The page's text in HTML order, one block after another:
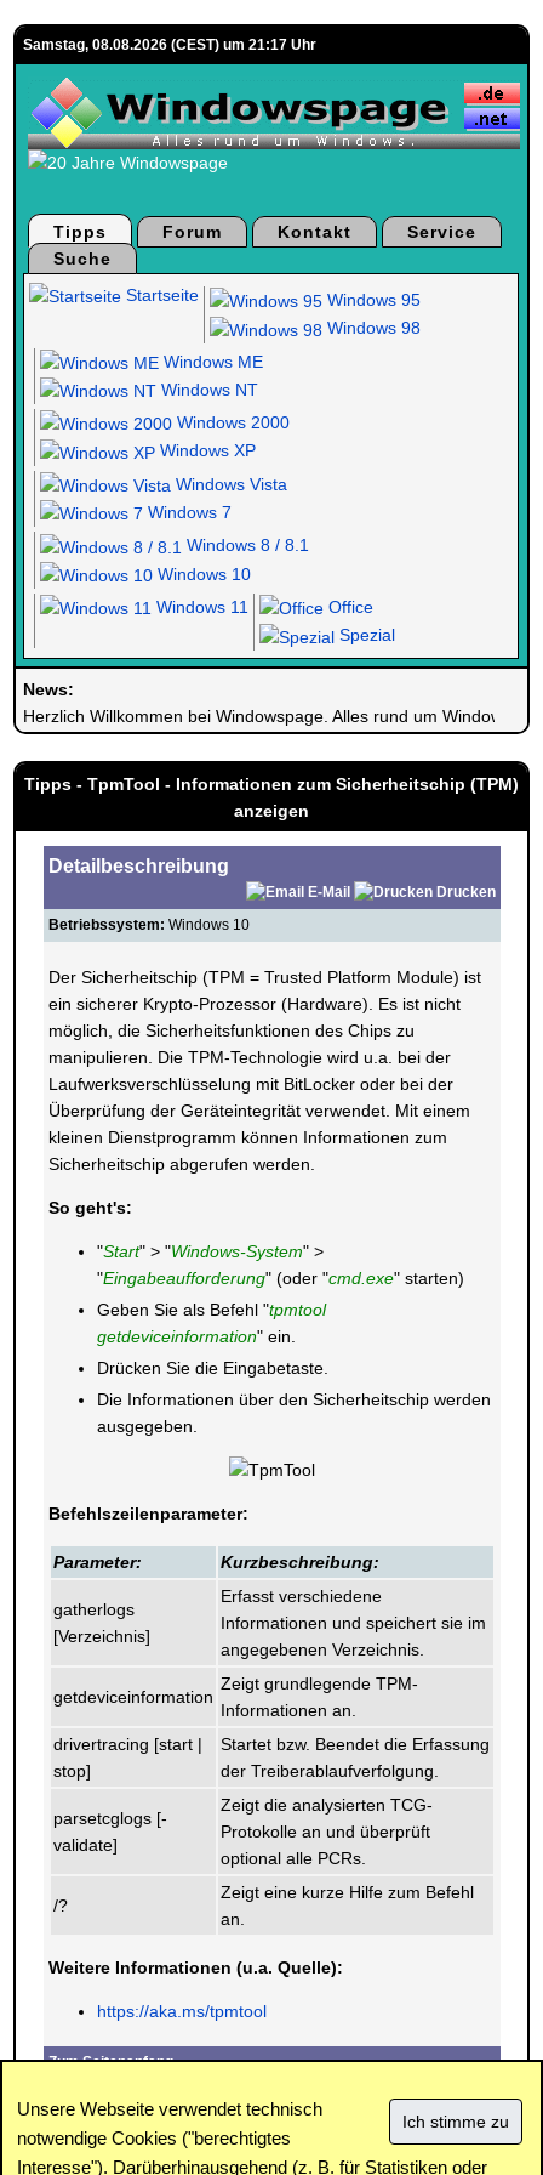
Samstag, 08.08.2026 (CEST) um 21:17 Uhr
Tipps Forum Kontakt
Service
Suche
Startseite
Windows 95
Windows 98
Windows ME
Windows NT
Windows 2000
Windows XP
Windows Vista
Windows 7
Windows 8 / 8.1
Windows 10
Windows 11
Office
Spezial
News:
Herzlich Willkommen bei Windowspage. Alles rund um Windows.
Tipps - TpmTool - Informationen zum Sicherheitschip (TPM)
anzeigen
Detailbeschreibung
E-Mail
Drucken
Betriebssystem: Windows 10
Der Sicherheitschip (TPM = Trusted Platform Module) ist
ein sicherer Krypto-Prozessor (Hardware). Es ist nicht
möglich, die Sicherheitsfunktionen des Chips zu
manipulieren. Die TPM-Technologie wird u.a. bei der
Laufwerksverschlüsselung mit BitLocker oder bei der
Überprüfung der Geräteintegrität verwendet. Mit einem
kleinen Dienstprogramm können Informationen zum
Sicherheitschip abgerufen werden.
So geht's:
"Start" > "Windows-System" >
"Eingabeaufforderung" (oder "cmd.exe" starten)
Geben Sie als Befehl "tpmtool
getdeviceinformation" ein.
Drücken Sie die Eingabetaste.
Die Informationen über den Sicherheitschip werden
ausgegeben.
Befehlszeilenparameter:
Parameter: Kurzbeschreibung:
gatherlogs
[Verzeichnis]
Erfasst verschiedene
Informationen und speichert sie im
angegebenen Verzeichnis.
getdeviceinformation
Zeigt grundlegende TPM-
Informationen an.
drivertracing [start |
stop]
Startet bzw. Beendet die Erfassung
der Treiberablaufverfolgung.
parsetcglogs [-
validate]
Zeigt die analysierten TCG-
Protokolle an und überprüft
optional alle PCRs.
/?
Zeigt eine kurze Hilfe zum Befehl
an.
Weitere Informationen (u.a. Quelle):
https://aka.ms/tpmtool
Zum Seitenanfang
Unsere Webseite verwendet technisch
notwendige Cookies ("berechtigtes
Interesse"). Darüberhinausgehend (z. B. für Statistiken oder
Impressum | Kontakt | Datenschutz / Cookies | SPAM /